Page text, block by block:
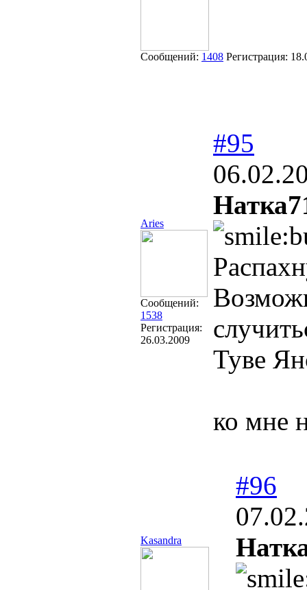
Сообщений: 1408 Регистрация:
Aries
Сообщений:
1538
Регистрация:
26.03.2009
#95
Туве
ко мне
Kasandra
#96